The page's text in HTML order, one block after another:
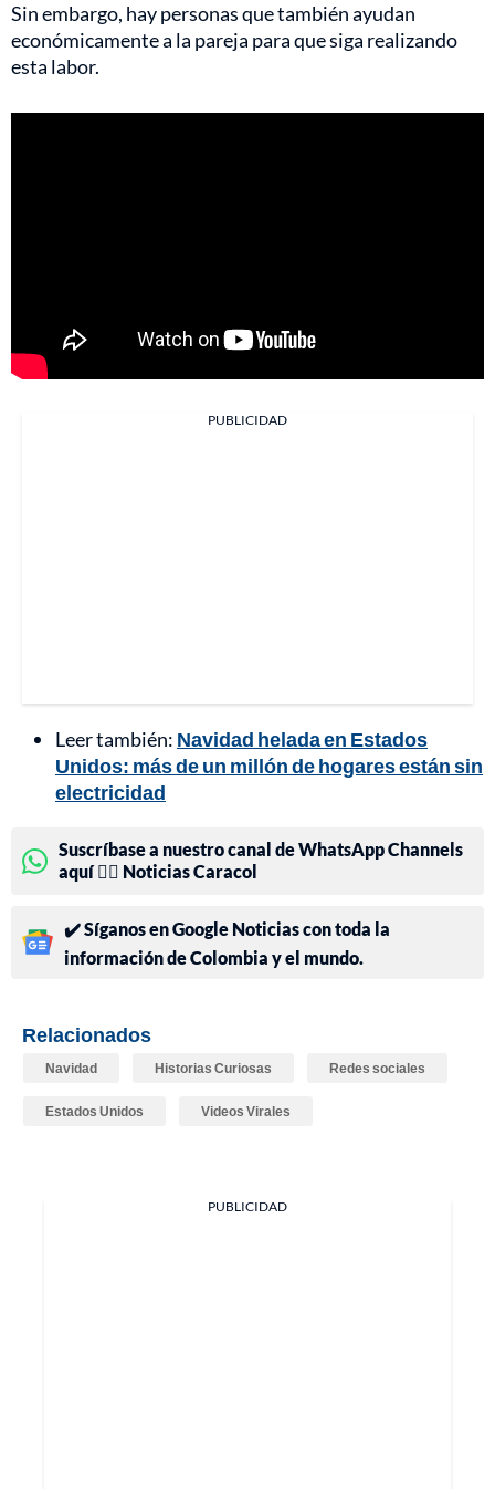
Sin embargo, hay personas que también ayudan
económicamente a la pareja para que siga realizando
esta labor.
PUBLICIDAD
Leer también: Navidad helada en Estados
Unidos: más de un millón de hogares están sin
electricidad
Suscríbase a nuestro canal de WhatsApp Channels
aquí 👉🏻 Noticias Caracol
✔️ Síganos en Google Noticias con toda la
información de Colombia y el mundo.
Relacionados
Navidad Historias Curiosas Redes sociales
Estados Unidos Videos Virales
PUBLICIDAD